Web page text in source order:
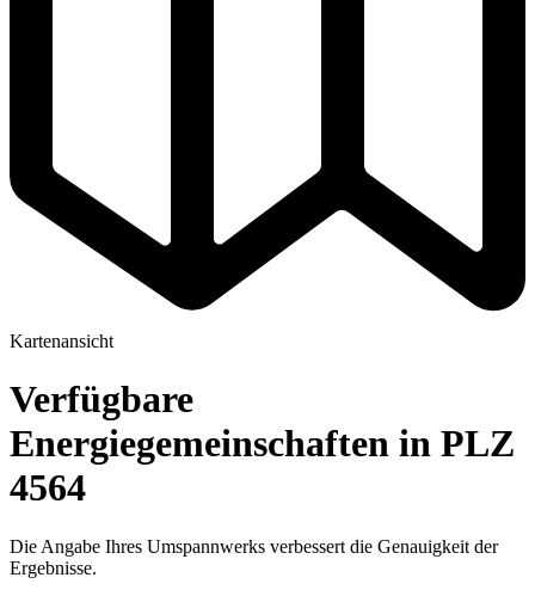
Kartenansicht
Verfügbare
Energiegemeinschaften in PLZ
4564
Die Angabe Ihres Umspannwerks verbessert die Genauigkeit der
Ergebnisse.